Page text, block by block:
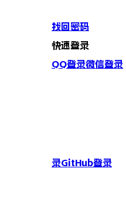
找回密码
快速登录
QQ登录微信登录
录GitHub登录